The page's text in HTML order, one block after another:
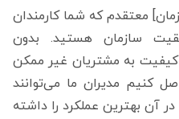
معتقدم که شما کارمندان
سازمان هستید. بدون
کیفیت به مشتریان غیر ممکن
کنیم مدیران ما می‌توانند
آن بهترین عملکرد را داشته